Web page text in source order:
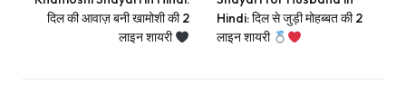
दिल की आवाज़ बनी खामोशी की 2
लाइन शायरी
Hindi: दिल से जुड़ी मोहब्बत की 2
लाइन शायरी